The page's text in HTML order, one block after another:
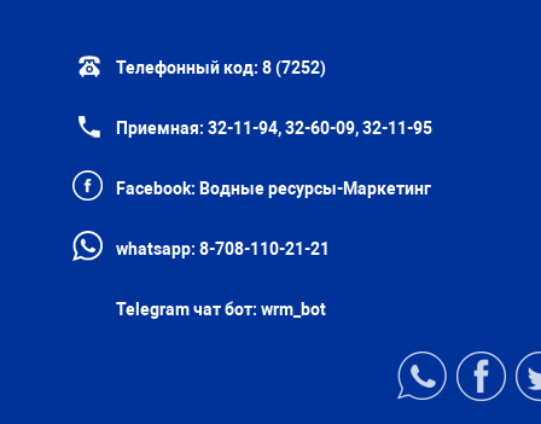
Телефонный код: 8 (7252)
Приемная: 32-11-94, 32-60-09, 32-11-95
Facebook: Водные ресурсы-Маркетинг
whatsapp: 8-708-110-21-21
Telegram чат бот: wrm_bot